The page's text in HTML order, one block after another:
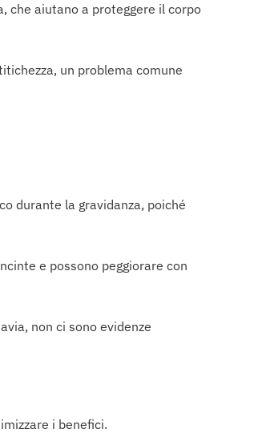
che aiutano a proteggere il corpo
un problema comune
durante la gravidanza, poiché
e possono peggiorare con
non ci sono evidenze
i benefici.